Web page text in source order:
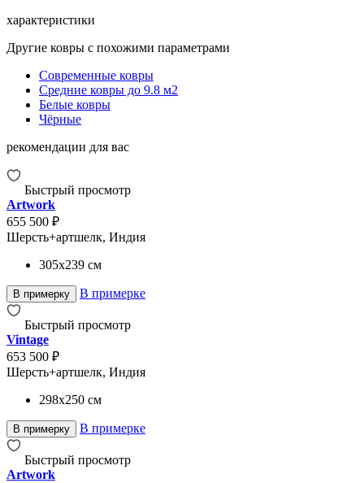
характеристики
Другие ковры с похожими параметрами
Современные ковры
Средние ковры до 9.8 м2
Белые ковры
Чёрные
рекомендации для вас
Быстрый просмотр
Artwork
655 500 ₽
Шерсть+артшелк, Индия
305x239 см
В примерку В примерке
Быстрый просмотр
Vintage
653 500 ₽
Шерсть+артшелк, Индия
298x250 см
В примерку В примерке
Быстрый просмотр
Artwork